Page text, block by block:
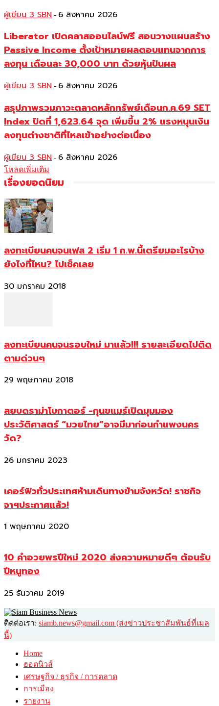
ผู้เขียน 3 SBN - 6 สิงหาคม 2026
Liberator เปิดคลาสออนไลน์ฟรี สอนวางแผนสร้าง
Passive Income ตั้งเป้าหมายผลตอบแทนจากการ
ลงทุน เดือนละ 30,000 บาท ด้วยหุ้นปันผล
ผู้เขียน 3 SBN - 6 สิงหาคม 2026
สรุปภาพรวมภาวะตลาดหลักทรัพย์เดือนก.ค.69 SET
Index ปิดที่ 1,623.64 จุด เพิ่มขึ้น 2% แรงหนุนเงิน
ลงทุนต่างชาติที่ไหลเข้าอย่างต่อเนื่อง
ผู้เขียน 3 SBN - 6 สิงหาคม 2026
โหลดเพิ่มเติม
เรื่องยอดนิยม
ลงทะเบียนคนจนเฟส 2 เริ่ม 1 ก.พ.นี้เตรียมอะไรบ้าง
ยังไงที่ไหน? ไปเช็คเลย
30 มกราคม 2018
ลงทะเบียนคนจนรอบใหม่ มาแล้ว!!! รายละเอียดไปติด
ตามด่วนๆ
29 พฤษภาคม 2018
สยบดราม่าโบกาตอร์ -กุนขแมร์เปิดมุมมอง
ประวัติศาสตร์ “มวยไทย”อาจมีมาก่อนกำแพงนคร
วัด?
26 มกราคม 2023
เคอร์ฟิวทั่วประเทศห้ามเดินทางข้ามจังหวัด! ราชกิจ
จาฯประกาศแล้ว!
1 พฤษภาคม 2020
10 คำอวยพรปีใหม่ 2020 ส่งความหมายดีๆ ต้อนรับ
ปีหนูทอง
25 ธันวาคม 2019
ติดต่อเรา: siamb.news@gmail.com (ส่งข่าวประชาสัมพันธ์ที่เมล
นี้)
Home
ฮอตนิวส์
เศรษฐกิจ / ธุรกิจ / การตลาด
การเมือง
รายงาน